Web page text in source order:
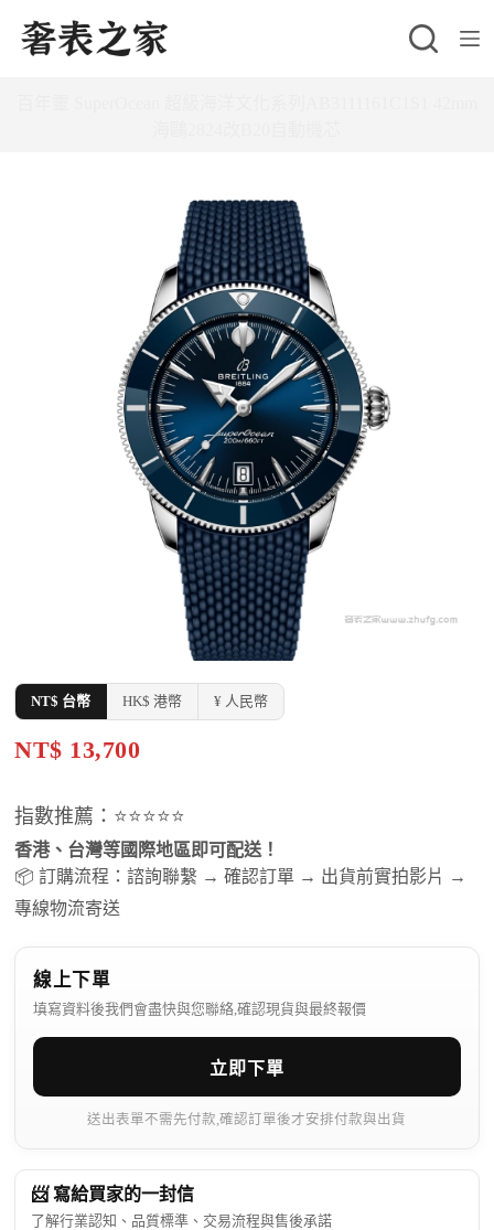
跳
至
NT$ 台幣 HK$ 港幣 ¥ 人民幣
NT$ 13,700
指數推薦：⭐⭐⭐⭐⭐
香港、台灣等國際地區即可配送！
📦 訂購流程：諮詢聯繫 → 確認訂單 → 出貨前實拍影片 →
專線物流寄送
線上下單
填寫資料後我們會盡快與您聯絡,確認現貨與最終報價
立即下單
送出表單不需先付款,確認訂單後才安排付款與出貨
📨 寫給買家的一封信
了解行業認知、品質標準、交易流程與售後承諾